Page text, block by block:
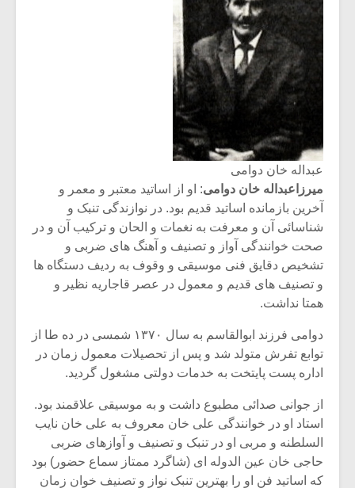
عبداله خان دوامی
میرزاعبداله خان دوامی: او از اساتید معتبر و معمر و
آخرین بازمانده اساتید قدیم بود. در نوازندگی تنبک و
شناسائی آن و معرفت به نغمات و الحان و ترکیب آن و در
صحت خوانندگی آواز و تصنیف و آهنگ های ضربی و
تشخیص دقایق فنی موسیقی و وقوف به ردیف دستگاه ها
و تصنیف های قدیم و معمول در عصر قاجاریه نظیر و
همتا نداشت.
دوامی فرزند ابوالقاسم به سال ۱۳۷۰ شمسی در ده طا از
توابع تفرش متولد شد و پس از تحصیلات معمول زمان در
اداره پست پایتخت به خدمات دولتی مشغول گردید.
از جوانی صدائی مطبوع داشت و به موسیقی علاقمند بود.
استاد او در خوانندگی علی خان معروف به علی خان نایب
السلطنه و مربی او در تنبک و تصنیف و آوازهای ضربی
حاجی خان عین الدوله ای (شاگرد ممتاز سماع حضور) بود
که اساتید فن او را بهترین تنبک نواز و تصنیف خوان زمان
میکلوش روژا
یادداشتی بر موسیقی
متن فیلم «متری
شیش و نیم»
اگر نمی توانی
مشهورترین باشی،
بدنام ترین باش
موسیقی
سکانسی
موسیقی